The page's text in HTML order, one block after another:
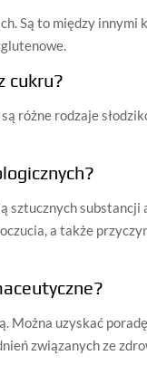
Są to między
cukru?
różne rodzaje
sztucznych substancji
a także
Można uzyskać
związanych ze